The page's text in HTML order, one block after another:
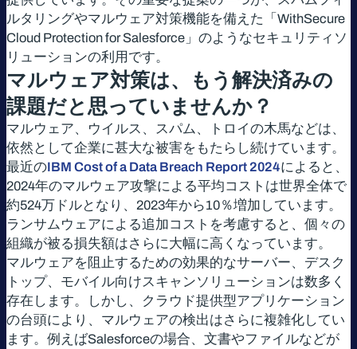
ルタリングやマルウェア対策機能を備えた「WithSecure
Cloud Protection for Salesforce」のようなセキュリティソ
リューションの利用です。
マルウェア対策は、もう解決済みの
課題だと思っていませんか？
マルウェア、ウイルス、スパム、トロイの木馬などは、
依然として企業に甚大な被害をもたらし続けています。
最近のIBM Cost of a Data Breach Report 2024によると、
2024年のマルウェア攻撃による平均コストは世界全体で
約524万ドルとなり、2023年から10％増加しています。
ランサムウェアによる追加コストを考慮すると、個々の
組織が被る損失額はさらに大幅に高くなっています。
マルウェアを阻止するための効果的なサーバー、デスク
トップ、モバイル向けスキャンソリューションは数多く
存在します。しかし、クラウド提供型アプリケーション
の台頭により、マルウェアの検出はさらに複雑化してい
ます。例えばSalesforceの場合、文書やファイルなどが